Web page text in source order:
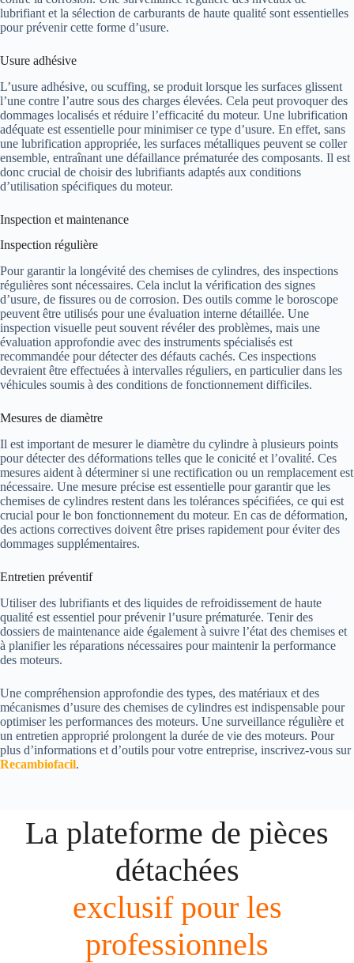
lubrifiant et la sélection de carburants de haute qualité sont essentielles
pour prévenir cette forme d’usure.
Usure adhésive
L’usure adhésive, ou scuffing, se produit lorsque les surfaces glissent
l’une contre l’autre sous des charges élevées. Cela peut provoquer des
dommages localisés et réduire l’efficacité du moteur. Une lubrification
adéquate est essentielle pour minimiser ce type d’usure. En effet, sans
une lubrification appropriée, les surfaces métalliques peuvent se coller
ensemble, entraînant une défaillance prématurée des composants. Il est
donc crucial de choisir des lubrifiants adaptés aux conditions
d’utilisation spécifiques du moteur.
Inspection et maintenance
Inspection régulière
Pour garantir la longévité des chemises de cylindres, des inspections
régulières sont nécessaires. Cela inclut la vérification des signes
d’usure, de fissures ou de corrosion. Des outils comme le boroscope
peuvent être utilisés pour une évaluation interne détaillée. Une
inspection visuelle peut souvent révéler des problèmes, mais une
évaluation approfondie avec des instruments spécialisés est
recommandée pour détecter des défauts cachés. Ces inspections
devraient être effectuées à intervalles réguliers, en particulier dans les
véhicules soumis à des conditions de fonctionnement difficiles.
Mesures de diamètre
Il est important de mesurer le diamètre du cylindre à plusieurs points
pour détecter des déformations telles que le conicité et l’ovalité. Ces
mesures aident à déterminer si une rectification ou un remplacement est
nécessaire. Une mesure précise est essentielle pour garantir que les
chemises de cylindres restent dans les tolérances spécifiées, ce qui est
crucial pour le bon fonctionnement du moteur. En cas de déformation,
des actions correctives doivent être prises rapidement pour éviter des
dommages supplémentaires.
Entretien préventif
Utiliser des lubrifiants et des liquides de refroidissement de haute
qualité est essentiel pour prévenir l’usure prématurée. Tenir des
dossiers de maintenance aide également à suivre l’état des chemises et
à planifier les réparations nécessaires pour maintenir la performance
des moteurs.
Une compréhension approfondie des types, des matériaux et des
mécanismes d’usure des chemises de cylindres est indispensable pour
optimiser les performances des moteurs. Une surveillance régulière et
un entretien approprié prolongent la durée de vie des moteurs. Pour
plus d’informations et d’outils pour votre entreprise, inscrivez-vous sur
Recambiofacil.
La plateforme de pièces
détachées
exclusif pour les
professionnels